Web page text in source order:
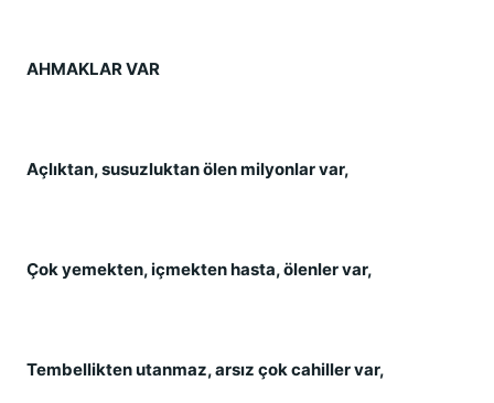
AHMAKLAR VAR
Açlıktan, susuzluktan ölen milyonlar var,
Çok yemekten, içmekten hasta, ölenler var,
Tembellikten utanmaz, arsız çok cahiller var,